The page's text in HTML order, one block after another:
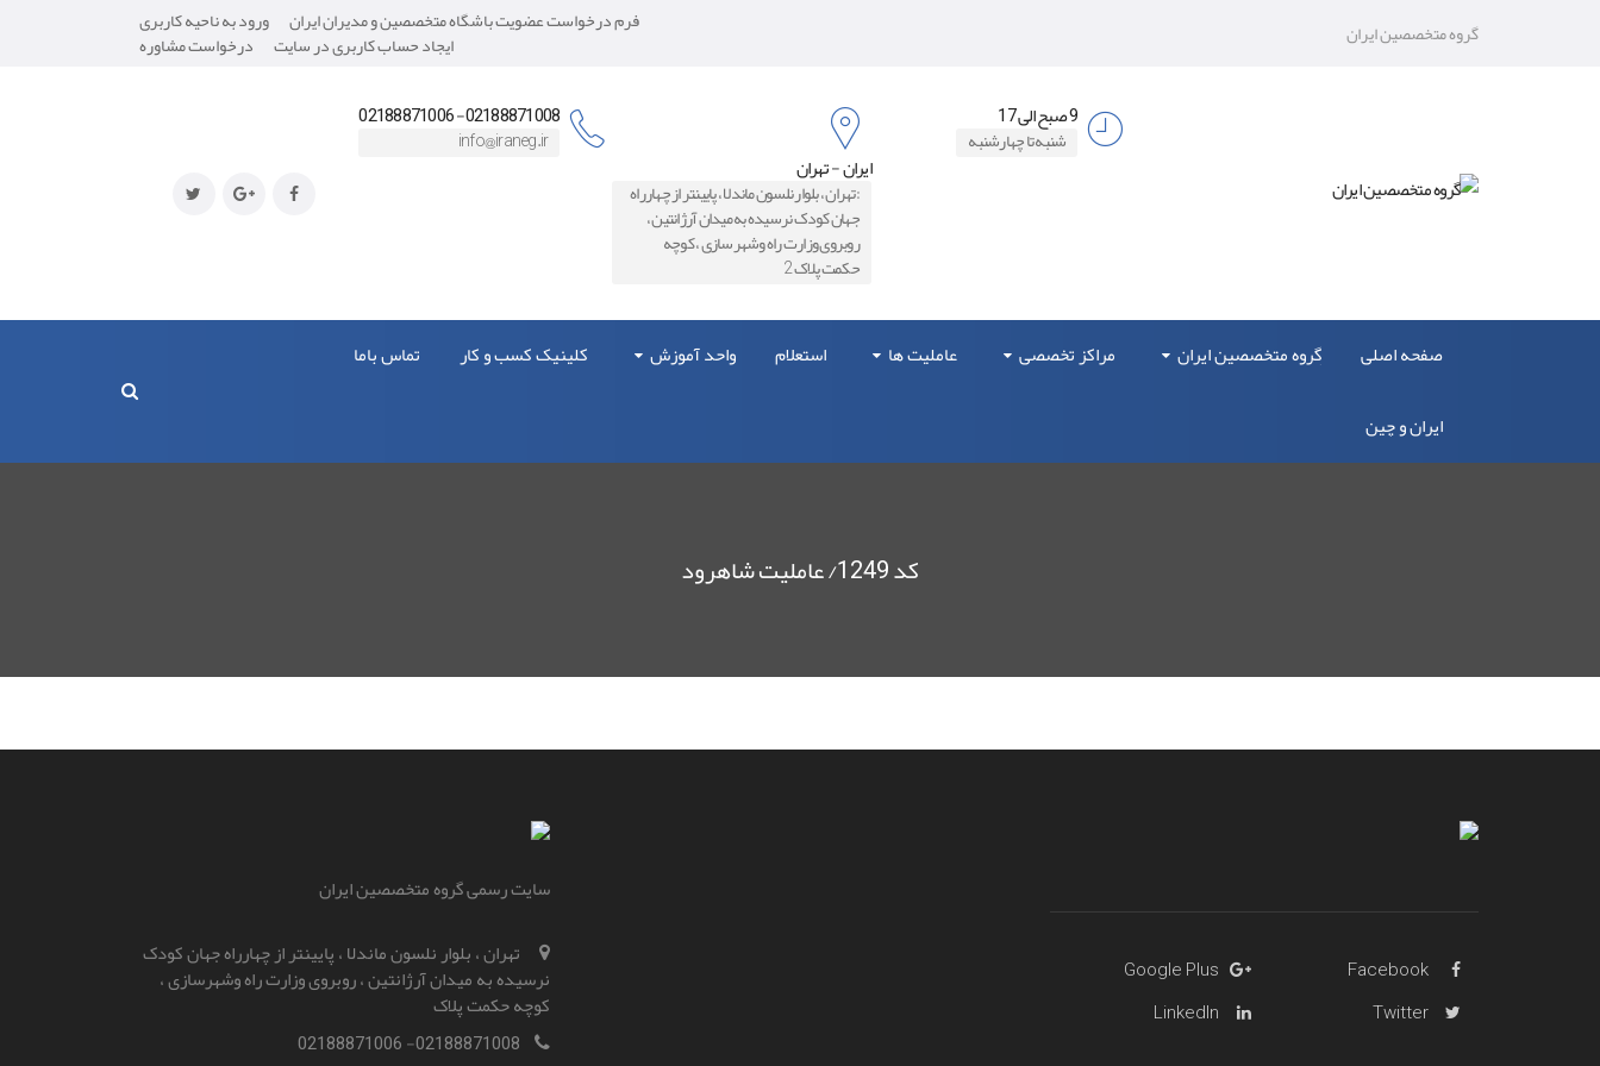
گروه متخصصین ایران فرم درخواست عضویت باشگاه متخصصین و مدیران ایران ورود به ناحیه کاربری
ایجاد حساب کاربری در سایت درخواست مشاوره
02188871008- 02188871006
info@iraneg.ir
ایران - تهران
:تهران ، بلوار نلسون ماندلا ، پایینتر از چهارراه
جهان کودک نرسیده به میدان آرژانتین ،
روبروی وزارت راه و‌شهرسازی ، کوچه
حکمت پلاک 2
9 صبح الی 17
شنبه تا چهارشنبه
صفحه اصلی گروه متخصصین ایران مراکز تخصصی عاملیت ها استعلام واحد آموزش کلینیک کسب و کار
تماس باما
ایران و چین
کد 1249/ عاملیت شاهرود
سایت رسمی گروه متخصصین ایران
تهران ، بلوار نلسون ماندلا ، پایینتر از چهارراه جهان کودک
نرسیده به میدان آرژانتین ، روبروی وزارت راه و‌شهرسازی ،
کوچه حکمت پلاک
Facebook
Google Plus
Twitter
LinkedIn